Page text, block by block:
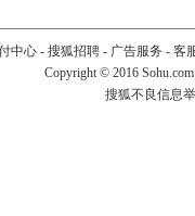
中心- 搜狐招聘- 广告服务 - 客
Copyright © 2016
搜狐不良信息